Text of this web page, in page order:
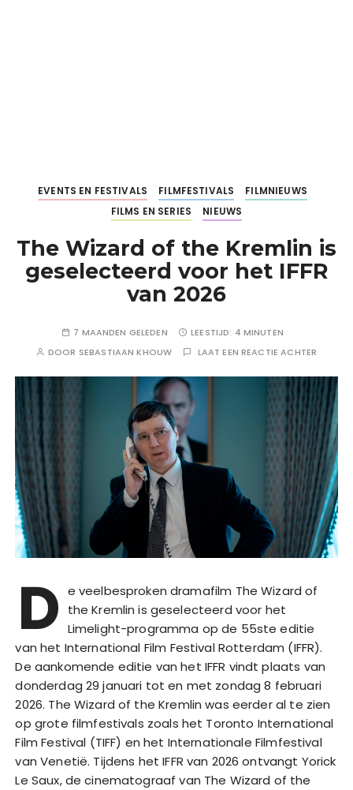
EVENTS EN FESTIVALS FILMFESTIVALS
FILMNIEUWS
FILMS EN SERIES
NIEUWS
The Wizard of the Kremlin is
geselecteerd voor het IFFR
van 2026
7 MAANDEN GELEDEN LEESTIJD: 4 MINUTEN
DOOR SEBASTIAAN KHOUW LAAT EEN REACTIE ACHTER
D e veelbesproken dramafilm The Wizard of
the Kremlin is geselecteerd voor het
Limelight-programma op de 55ste editie
van het International Film Festival Rotterdam (IFFR).
De aankomende editie van het IFFR vindt plaats van
donderdag 29 januari tot en met zondag 8 februari
2026. The Wizard of the Kremlin was eerder al te zien
op grote filmfestivals zoals het Toronto International
Film Festival (TIFF) en het Internationale Filmfestival
van Venetië. Tijdens het IFFR van 2026 ontvangt Yorick
Le Saux, de cinematograaf van The Wizard of the